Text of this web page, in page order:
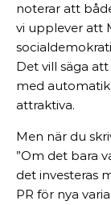
noterar att
vi upplever att
Det vill säga
med
attraktiva.
Men när du
”Om det bara
det investeras
PR för nya